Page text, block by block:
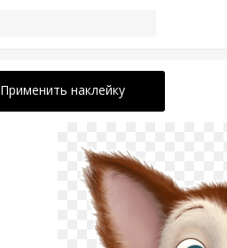
Применить наклейку